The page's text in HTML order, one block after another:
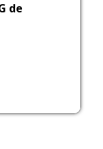
de